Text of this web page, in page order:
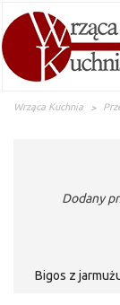
Wrząca Kuchnia
Dodany
Bigos z